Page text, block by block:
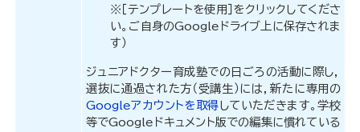
※［テンプレートを使用］をクリックしてくださ
い。ご自身のGoogleドライブ上に保存されま
す）
ジュニアドクター育成塾での日ごろの活動に際し，
選抜に通過された方（受講生）には，新たに専用の
Googleアカウントを取得していただきます。学校
等でGoogleドキュメント版での編集に慣れている